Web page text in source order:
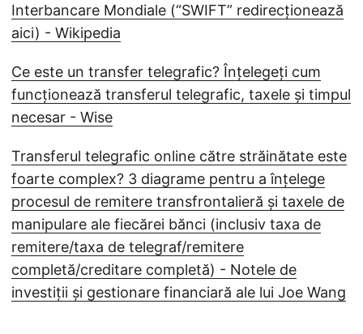
Interbancare Mondiale (“SWIFT” redirecționează
aici) - Wikipedia
Ce este un transfer telegrafic? Înțelegeți cum
funcționează transferul telegrafic, taxele și timpul
necesar - Wise
Transferul telegrafic online către străinătate este
foarte complex? 3 diagrame pentru a înțelege
procesul de remitere transfrontalieră și taxele de
manipulare ale fiecărei bănci (inclusiv taxa de
remitere/taxa de telegraf/remitere
completă/creditare completă) - Notele de
investiții și gestionare financiară ale lui Joe Wang